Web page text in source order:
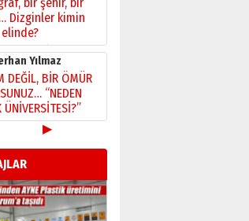
Dizginler kimin
elinde?
2026 Salı
Yılmaz
DEĞİL, BİR ÖMÜR
“NEDEN
ÜNİVERSİTESİ?”
2026 Salı
YAZICI
bir
idi…
yürüdü.!
2026 Perşembe
Bakırcı
▶